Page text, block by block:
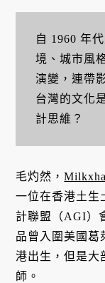
自 1960 年
境、城市風
演變，連帶
台灣的文化
計思維？
毛灼然，
一位在香港土生
計聯盟（AGI）
品曾入圍美國葛
港出生，但是大
師。